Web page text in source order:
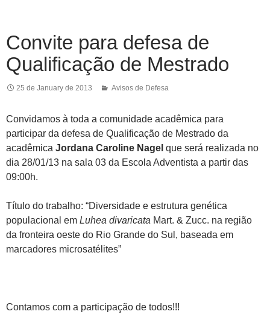
Convite para defesa de
Qualificação de Mestrado
25 de January de 2013 Avisos de Defesa
Convidamos à toda a comunidade acadêmica para
participar da defesa de Qualificação de Mestrado da
acadêmica Jordana Caroline Nagel que será realizada no
dia 28/01/13 na sala 03 da Escola Adventista a partir das
09:00h.
Título do trabalho: “Diversidade e estrutura genética
populacional em Luhea divaricata Mart. & Zucc. na região
da fronteira oeste do Rio Grande do Sul, baseada em
marcadores microsatélites”
Contamos com a participação de todos!!!